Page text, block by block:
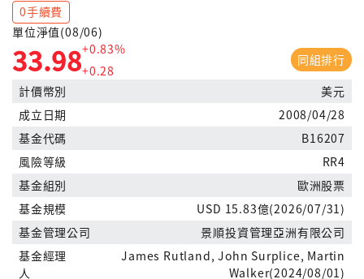
0手續費
單位淨值(08/06)
33.98+0.83%
+0.28
同組排行
計價幣別
美元
成立日期
2008/04/28
基金代碼
B16207
風險等級
RR4
基金組別
歐洲股票
基金規模
USD 15.83億(2026/07/31)
基金管理公司
景順投資管理亞洲有限公司
基金經理
人
James Rutland, John Surplice, Martin
Walker(2024/08/01)